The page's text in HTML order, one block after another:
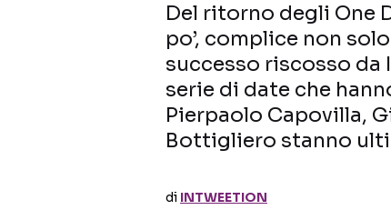
Del ritorno degli One
po’, complice non
successo riscosso da
serie di date che
Pierpaolo Capovilla,
Bottigliero stanno
di INTWEETION